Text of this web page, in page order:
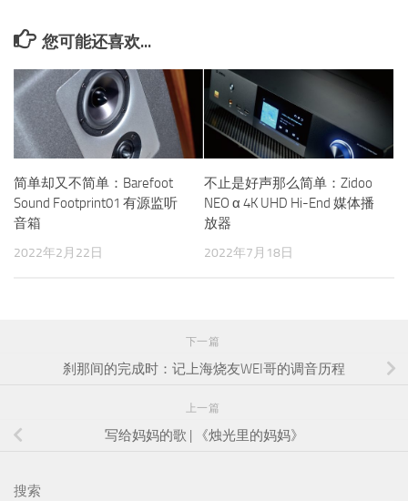
您可能还喜欢...
简单却又不简单：Barefoot
Sound Footprint01 有源监听
音箱
2022年2月22日
不止是好声那么简单：Zidoo
NEO α 4K UHD Hi-End 媒体播
放器
2022年7月18日
下一篇
刹那间的完成时：记上海烧友WEI哥的调音历程
上一篇
写给妈妈的歌 | 《烛光里的妈妈》
搜索